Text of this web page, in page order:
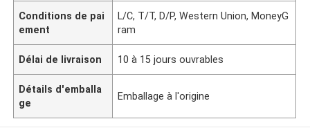
Conditions de pai
ement
L/C, T/T, D/P, Western Union, MoneyG
ram
Délai de livraison 10 à 15 jours ouvrables
Détails d'emballa
ge
Emballage à l'origine